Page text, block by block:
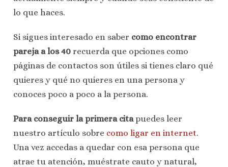
lo que haces.
Si sigues interesado en saber como encontrar
pareja a los 40 recuerda que opciones como
páginas de contactos son útiles si tienes claro qué
quieres y qué no quieres en una persona y
conoces poco a poco a la persona.
Para conseguir la primera citapuedes leer
nuestro artículo sobre como ligar en internet.
Una vez accedas a quedar con esa persona que
atrae tu atención, muéstrate cauto y natural,